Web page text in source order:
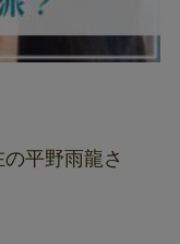
平野雨龍さ